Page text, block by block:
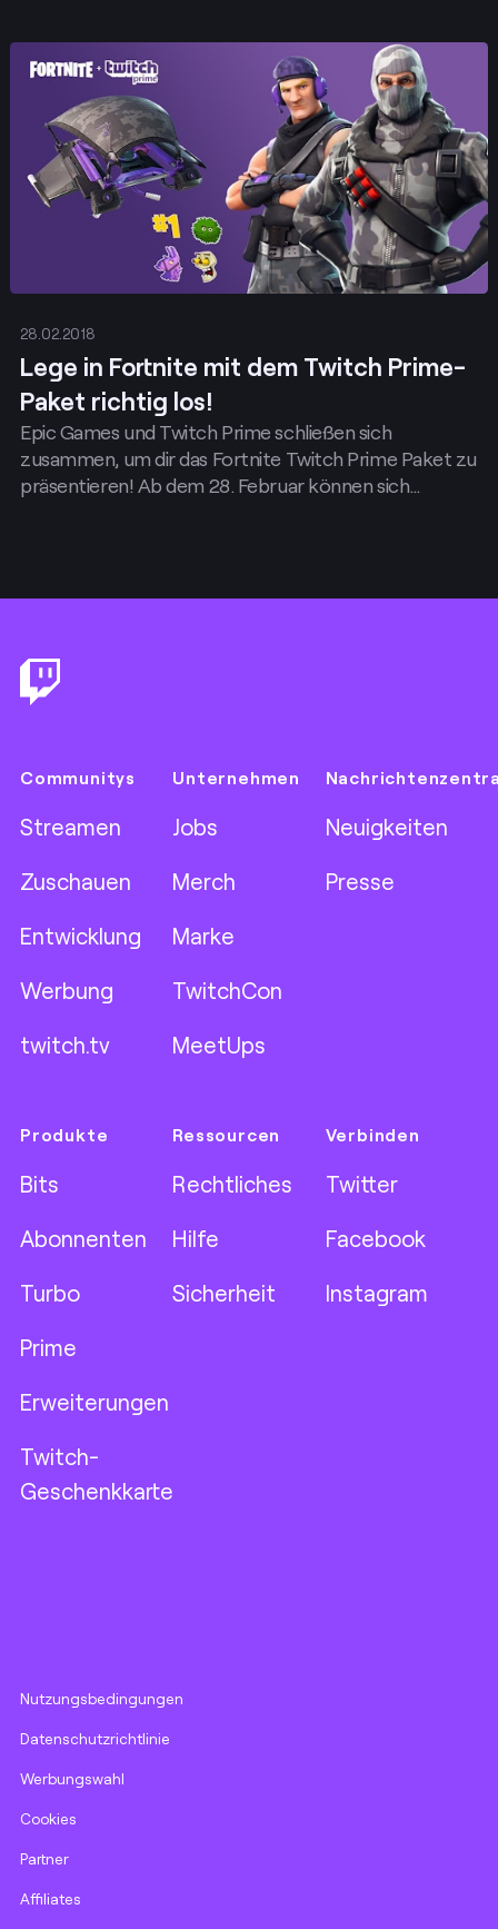
28.02.2018
Lege in Fortnite mit dem Twitch Prime-
Paket richtig los!
Epic Games und Twitch Prime schließen sich
zusammen, um dir das Fortnite Twitch Prime Paket zu
präsentieren! Ab dem 28. Februar können sich…
Posten
Communitys
Streamen
Zuschauen
Entwicklung
Werbung
twitch.tv
Unternehmen
Jobs
Merch
Marke
TwitchCon
MeetUps
Neuigkeiten
Presse
Produkte
Bits
Abonnenten
Turbo
Prime
Erweiterungen
Twitch-
Geschenkkarte
Ressourcen
Rechtliches
Hilfe
Sicherheit
Verbinden
Twitter
Facebook
Instagram
Nutzungsbedingungen
Datenschutzrichtlinie
Werbungswahl
Cookies
Partner
Affiliates